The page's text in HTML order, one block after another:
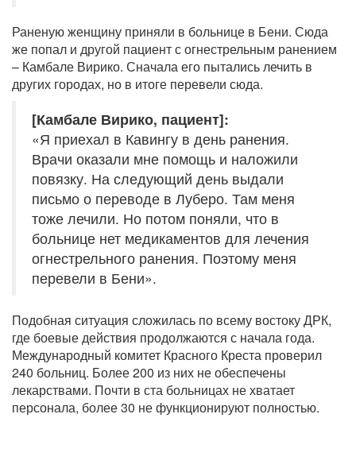
Раненую женщину приняли в больнице в Бени. Сюда
же попал и другой пациент с огнестрельным ранением
– Камбале Вирико. Сначала его пытались лечить в
других городах, но в итоге перевели сюда.
[Камбале Вирико, пациент]:
«Я приехал в Кавингу в день ранения.
Врачи оказали мне помощь и наложили
повязку. На следующий день выдали
письмо о переводе в Луберо. Там меня
тоже лечили. Но потом поняли, что в
больнице нет медикаментов для лечения
огнестрельного ранения. Поэтому меня
перевели в Бени».
Подобная ситуация сложилась по всему востоку ДРК,
где боевые действия продолжаются с начала года.
Международный комитет Красного Креста проверил
240 больниц. Более 200 из них не обеспечены
лекарствами. Почти в ста больницах не хватает
персонала, более 30 не функционируют полностью.